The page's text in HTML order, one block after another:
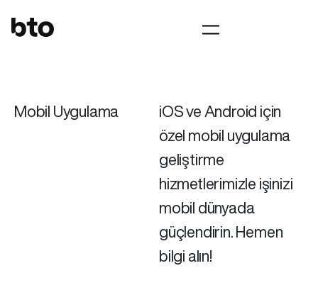
Mobil Uygulama
iOS ve Android için
özel mobil uygulama
geliştirme
hizmetlerimizle işinizi
mobil dünyada
güçlendirin. Hemen
bilgi alın!